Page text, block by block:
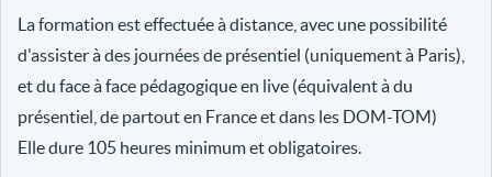
La formation est effectuée à distance, avec une possibilité
d'assister à des journées de présentiel (uniquement à Paris),
et du face à face pédagogique en live (équivalent à du
présentiel, de partout en France et dans les DOM-TOM)
Elle dure 105 heures minimum et obligatoires.